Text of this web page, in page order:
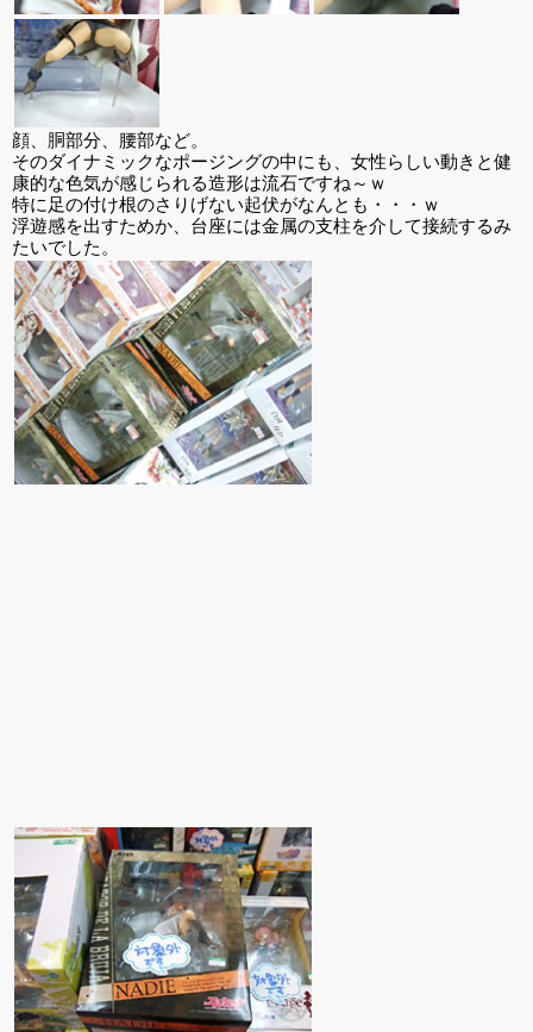
顔、胴部分、腰部など。
そのダイナミックなポージングの中にも、女性らしい動きと健
康的な色気が感じられる造形は流石ですね～ｗ
特に足の付け根のさりげない起伏がなんとも・・・ｗ
浮遊感を出すためか、台座には金属の支柱を介して接続するみ
たいでした。